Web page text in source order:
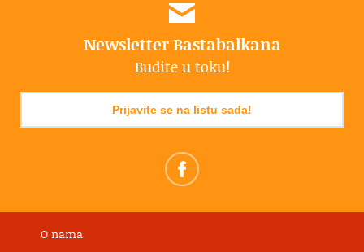
Newsletter Bastabalkana
Budite u toku!
Prijavite se na listu sada!
O nama